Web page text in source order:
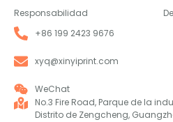
Responsabilidad
+86 199 2423 9676
xyq@xinyiprint.com
WeChat
No.3 Fire Road, Parque de la
Distrito de Zengcheng,